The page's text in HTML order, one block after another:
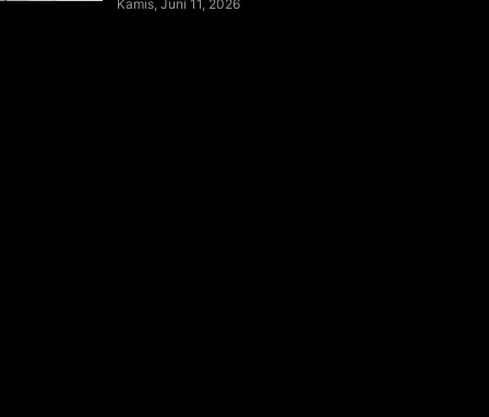
Kamis, Juni 11, 2026